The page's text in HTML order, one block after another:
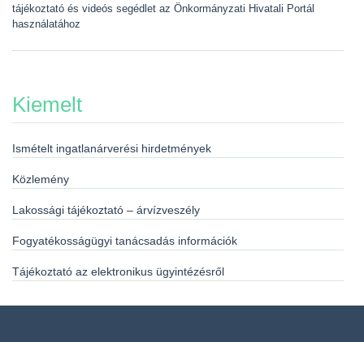
tájékoztató és videós segédlet az Önkormányzati Hivatali Portál
használatához
Kiemelt
Ismételt ingatlanárverési hirdetmények
Közlemény
Lakossági tájékoztató – árvízveszély
Fogyatékosságügyi tanácsadás információk
Tájékoztató az elektronikus ügyintézésről